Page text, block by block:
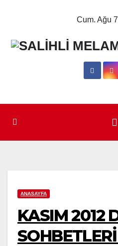
Cum. Ağu
ANASAYFA
KASIM 2012